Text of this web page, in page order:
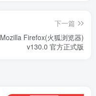
下一篇
Mozilla Firefox(火狐浏览器)
v130.0 官方正式版